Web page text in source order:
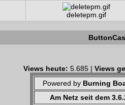
deletepm.gif
Views heute: 5.685 | Views
Powered by Burning
Am Netz seit dem